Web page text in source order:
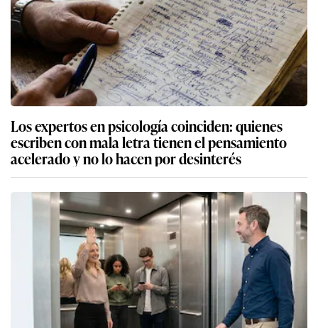
Los expertos en psicología coinciden: quienes
escriben con mala letra tienen el pensamiento
acelerado y no lo hacen por desinterés